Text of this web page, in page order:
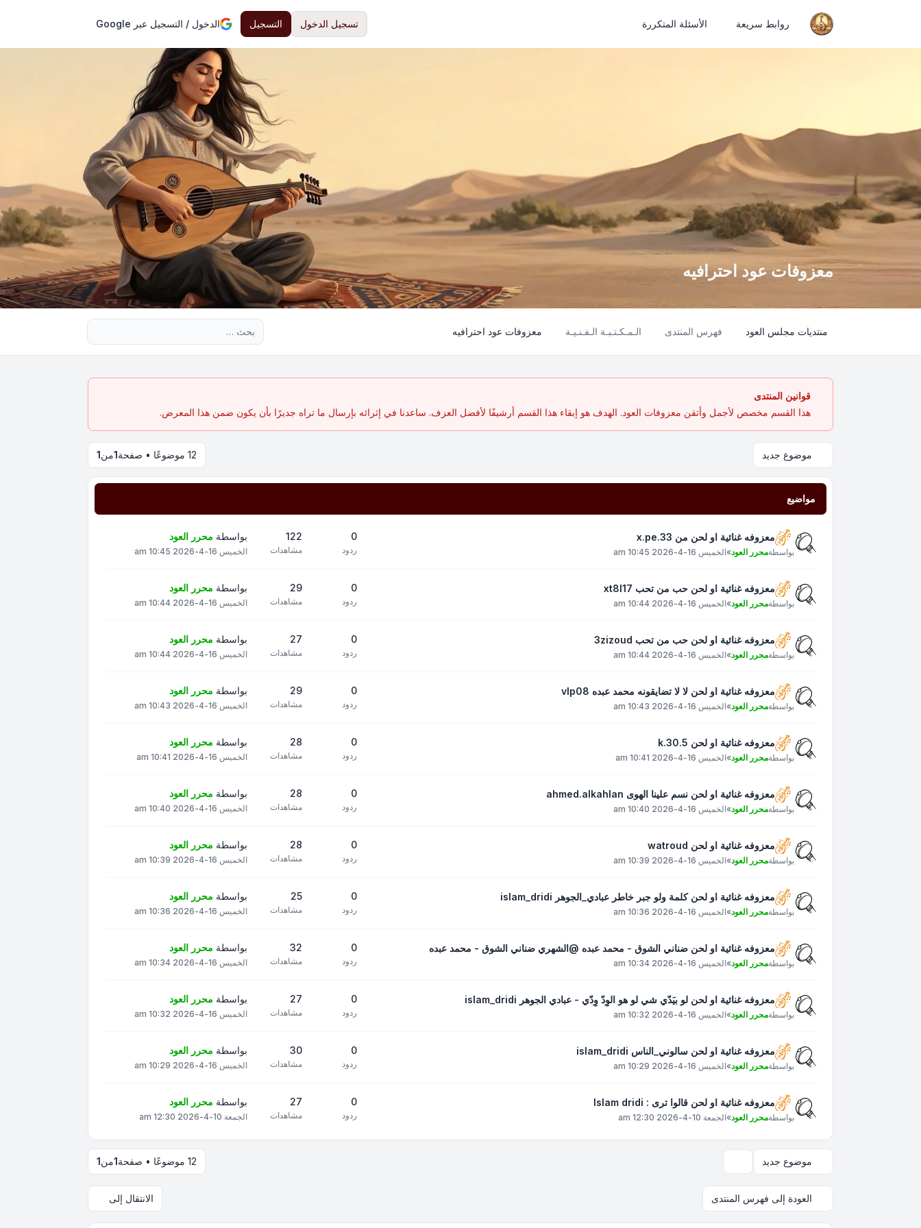
روابط سريعة الأسئلة المتكررة تسجيل الدخول التسجيل الدخول / التسجيل عبر Google
معزوفات عود احترافيه
منتديات مجلس العود فهرس المنتدى الـمـكـتـبـة الـفـنـيـة معزوفات عود احترافيه
قوانين المنتدى
هذا القسم مخصص لأجمل وأتقن معزوفات العود. الهدف هو إبقاء هذا القسم أرشيفًا لأفضل العزف. ساعدنا في إثرائه بإرسال ما تراه جديرًا بأن يكون ضمن هذا المعرض.
موضوع جديد 12 موضوعًا • صفحة 1من1
مواضيع
معزوفه غنائية او لحن من x.pe.33
بواسطةمحرر العود»الخميس 16-4-2026 10:45 am
0
ردود
122
مشاهدات
بواسطة محرر العود
الخميس 16-4-2026 10:45 am
معزوفه غنائية او لحن حب من تحب xt8l17
بواسطةمحرر العود»الخميس 16-4-2026 10:44 am
0
ردود
29
مشاهدات
بواسطة محرر العود
الخميس 16-4-2026 10:44 am
معزوفه غنائية او لحن حب من تحب 3zizoud
بواسطةمحرر العود»الخميس 16-4-2026 10:44 am
0
ردود
27
مشاهدات
بواسطة محرر العود
الخميس 16-4-2026 10:44 am
معزوفه غنائية او لحن لا لا تضايقونه محمد عبده vlp08
بواسطةمحرر العود»الخميس 16-4-2026 10:43 am
0
ردود
29
مشاهدات
بواسطة محرر العود
الخميس 16-4-2026 10:43 am
معزوفه غنائية او لحن k.30.5
بواسطةمحرر العود»الخميس 16-4-2026 10:41 am
0
ردود
28
مشاهدات
بواسطة محرر العود
الخميس 16-4-2026 10:41 am
معزوفه غنائية او لحن نسم علينا الهوى ahmed.alkahlan
بواسطةمحرر العود»الخميس 16-4-2026 10:40 am
0
ردود
28
مشاهدات
بواسطة محرر العود
الخميس 16-4-2026 10:40 am
معزوفه غنائية او لحن watroud
بواسطةمحرر العود»الخميس 16-4-2026 10:39 am
0
ردود
28
مشاهدات
بواسطة محرر العود
الخميس 16-4-2026 10:39 am
معزوفه غنائية او لحن كلمة ولو جبر خاطر عبادي_الجوهر islam_dridi
بواسطةمحرر العود»الخميس 16-4-2026 10:36 am
0
ردود
25
مشاهدات
بواسطة محرر العود
الخميس 16-4-2026 10:36 am
معزوفه غنائية او لحن ضناني الشوق - محمد عبده @الشهري ضناني الشوق - محمد عبده
بواسطةمحرر العود»الخميس 16-4-2026 10:34 am
0
ردود
32
مشاهدات
بواسطة محرر العود
الخميس 16-4-2026 10:34 am
معزوفه غنائية او لحن لو بيَدّي شي لو هو الوِدّ وِدّي - عبادي الجوهر islam_dridi
بواسطةمحرر العود»الخميس 16-4-2026 10:32 am
0
ردود
27
مشاهدات
بواسطة محرر العود
الخميس 16-4-2026 10:32 am
معزوفه غنائية او لحن سالوني_الناس islam_dridi
بواسطةمحرر العود»الخميس 16-4-2026 10:29 am
0
ردود
30
مشاهدات
بواسطة محرر العود
الخميس 16-4-2026 10:29 am
معزوفه غنائية او لحن قالوا ترى : Islam dridi
بواسطةمحرر العود»الجمعة 10-4-2026 12:30 am
0
ردود
27
مشاهدات
بواسطة محرر العود
الجمعة 10-4-2026 12:30 am
موضوع جديد 12 موضوعًا • صفحة 1من1
العودة إلى فهرس المنتدى الانتقال إلى